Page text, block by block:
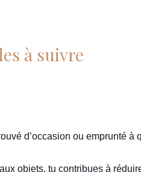
à suivre
d’occasion ou emprunté à
objets, tu contribues à